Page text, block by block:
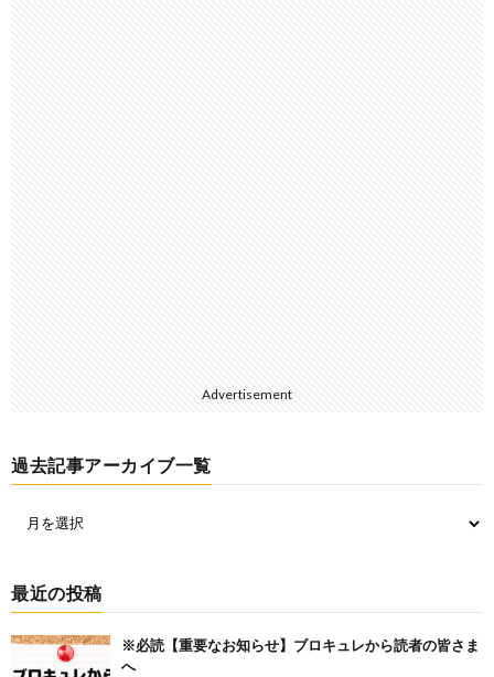
Advertisement
過去記事アーカイブ一覧
最近の投稿
※必読【重要なお知らせ】ブロキュレから読者の皆さま
へ